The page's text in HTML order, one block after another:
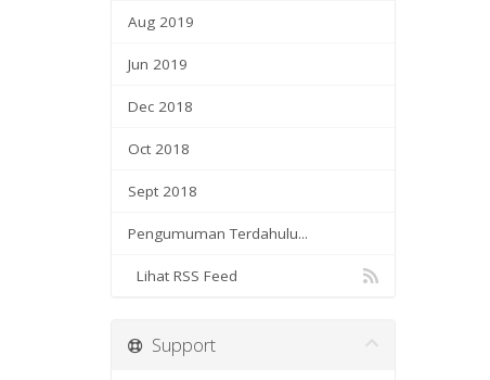
Aug 2019
Jun 2019
Dec 2018
Oct 2018
Sept 2018
Pengumuman Terdahulu...
Lihat RSS Feed
Support